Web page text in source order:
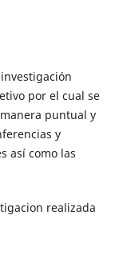
por el cual se
puntual y
y
así como las
realizada